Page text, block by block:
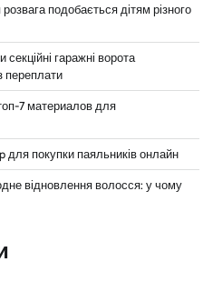
подобається дітям різного
гаражні ворота
переплати
7 материалов для
для покупки паяльників онлайн
відновлення волосся: у чому